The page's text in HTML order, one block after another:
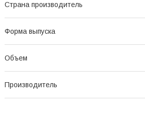
Страна производитель
Форма выпуска
Объем
Производитель